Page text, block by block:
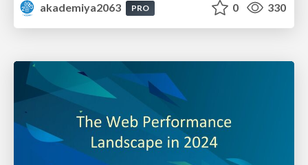
akademiya2063
PRO 0 330